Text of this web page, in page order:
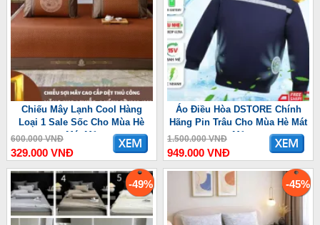
Chiếu Mây Lạnh Cool Hàng
Loại 1 Sale Sốc Cho Mùa Hè
Mát Mẻ
600.000 VNĐ
329.000 VNĐ
Áo Điều Hòa DSTORE Chính
Hãng Pin Trâu Cho Mùa Hè Mát
Mẻ
1.500.000 VNĐ
949.000 VNĐ
-49% -45%